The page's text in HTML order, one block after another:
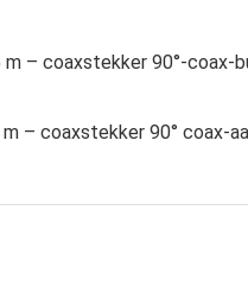
– coaxstekker 90°-coax-
– coaxstekker 90° coax-